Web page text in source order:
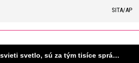
SITA/AP
Upútavka: Keď sa rozsvieti svetlo, sú za tým tisíce správnych rozhodnutí. Ako vzniká infraštruktúra, ktorú nevnímame?